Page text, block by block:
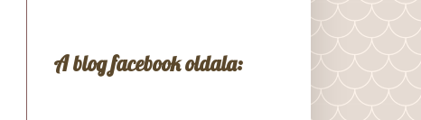
A blog facebook oldala: